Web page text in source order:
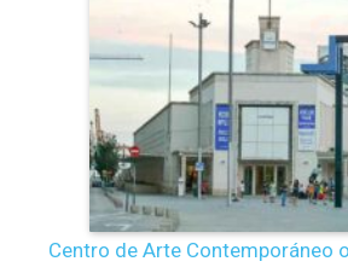
Centro de Arte Contemporáneo